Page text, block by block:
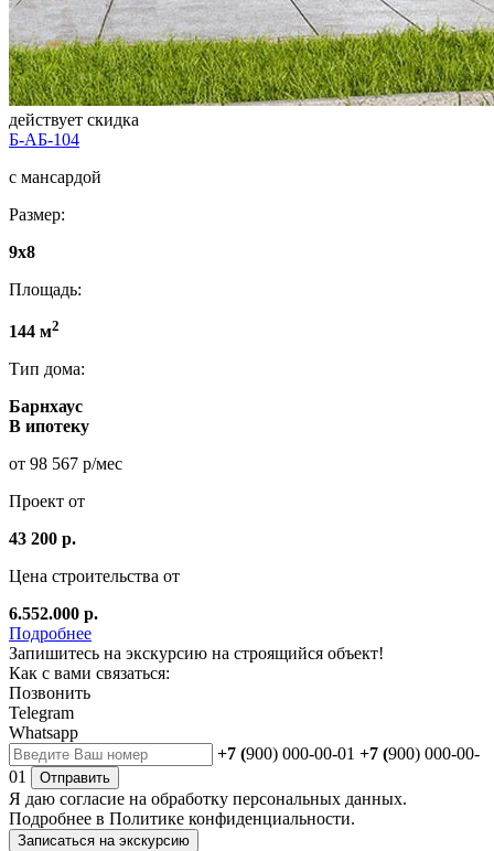
действует скидка
Б-АБ-104
с мансардой
Размер:
9х8
Площадь:
144 м2
Тип дома:
Барнхаус
В ипотеку
от 98 567 р/мес
Проект от
43 200 р.
Цена строительства от
6.552.000 р.
Подробнее
Запишитесь на экскурсию на строящийся объект!
Как с вами связаться:
Позвонить
Telegram
Whatsapp
+7 (900) 000-00-01 +7 (900) 000-00-
01
Отправить
Я даю согласие на обработку персональных данных.
Подробнее в Политике конфиденциальности.
Записаться на экскурсию